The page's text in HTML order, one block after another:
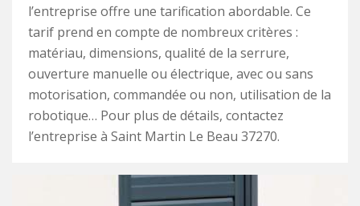
l’entreprise offre une tarification abordable. Ce
tarif prend en compte de nombreux critères :
matériau, dimensions, qualité de la serrure,
ouverture manuelle ou électrique, avec ou sans
motorisation, commandée ou non, utilisation de la
robotique… Pour plus de détails, contactez
l’entreprise à Saint Martin Le Beau 37270.